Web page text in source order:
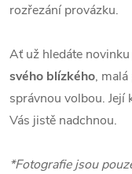
rozřezání provázku.
Ať už hledáte novinku
svého blízkého,
správnou volbou.
Vás jistě nadchnou.
*Fotografie jsou